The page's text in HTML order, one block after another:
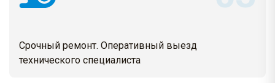
Срочный ремонт. Оперативный выезд
технического специалиста